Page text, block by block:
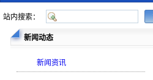
站内搜索：
新闻动态
新闻资讯